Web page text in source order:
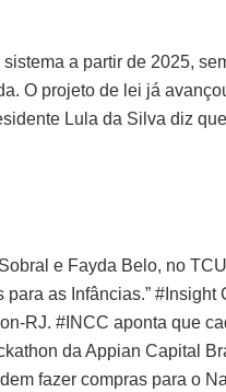
a partir de 2025,
O projeto de lei já
Lula da Silva diz
e Fayda Belo, no
as Infâncias.” #Insight
RJ. #INCC aponta que
da Appian Capital
fazer compras para o